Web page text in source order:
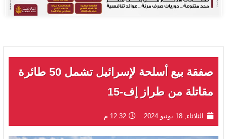
صفقة بيع أسلحة لإسرائيل تشمل 50 طائرة
مقاتلة من طراز إف-15
الثلاثاء, 18 يونيو 2024 12:32 م